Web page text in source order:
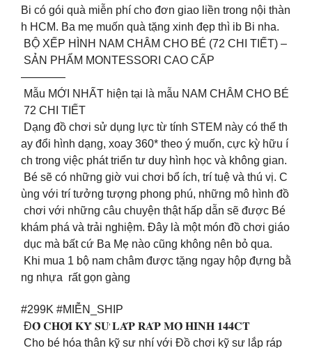
Bi có gói quà miễn phí cho đơn giao liền trong nội thàn
h HCM. Ba mẹ muốn quà tặng xinh đẹp thì ib Bi nha.
BỘ XẾP HÌNH NAM CHÂM CHO BÉ (72 CHI TIẾT) –
SẢN PHẨM MONTESSORI CAO CẤP
————
Mẫu MỚI NHẤT hiện tại là mẫu NAM CHÂM CHO BÉ
72 CHI TIẾT
Dạng đồ chơi sử dụng lực từ tính STEM này có thể th
ay đổi hình dạng, xoay 360* theo ý muốn, cực kỳ hữu í
ch trong việc phát triển tư duy hình học và không gian.
Bé sẽ có những giờ vui chơi bổ ích, trí tuệ và thú vị. C
ùng với trí tưởng tượng phong phú, những mô hình đồ
chơi với những câu chuyện thật hấp dẫn sẽ được Bé
khám phá và trải nghiệm. Đây là một món đồ chơi giáo
dục mà bất cứ Ba Mẹ nào cũng không nên bỏ qua.
️ Khi mua 1 bộ nam châm được tặng ngay hộp đựng bằ
ng nhựa rất gọn gàng
#299K #MIỄN_SHIP
Đ𝐎̂̀ 𝐂𝐇𝐎̛𝐈 𝐊𝐘̃ 𝐒𝐔̛ 𝐋𝐀̆́𝐏 𝐑𝐀́𝐏 𝐌𝐎̂ 𝐇𝐈̀𝐍𝐇 𝟏𝟒𝟒𝐂𝐓
Cho bé hóa thân kỹ sư nhí với Đồ chơi kỹ sư lắp ráp